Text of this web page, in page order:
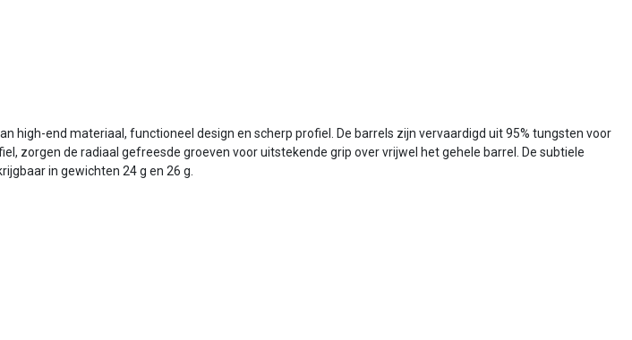
end materiaal, functioneel design en scherp profiel. De barrels zijn vervaardigd uit 95% tungsten voor
zorgen de radiaal gefreesde groeven voor uitstekende grip over vrijwel het gehele barrel. De subtiele
in gewichten 24 g en 26 g.